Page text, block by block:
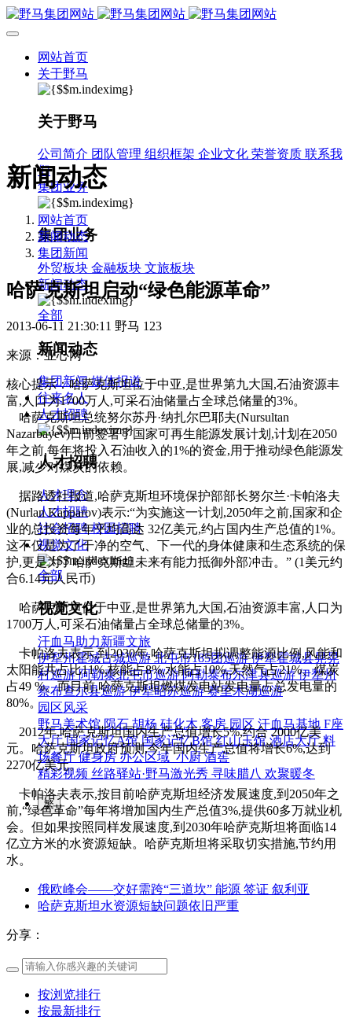
网站首页
关于野马
关于野马
公司简介 团队管理 组织框架 企业文化 荣誉资质 联系我
们
集团业务
集团业务
外贸板块 金融板块 文旅板块
新闻动态
全部
新闻动态
集团新闻 媒体报道
往来名人
人才招聘
人才招聘
人才理念
人才招聘
社会招聘 校园招聘
视觉文化
全部
视觉文化
汗血马助力新疆文旅
伊犁州霍城古城巡游 北屯市185团巡游 伊犁霍城县晃晃
村巡游 阿勒泰北屯市巡游 阿勒泰布尔津县巡游 伊犁州
察布查尔县巡游 伊犁昭苏巡游 赛里木湖巡游
园区风采
野马美术馆 陨石 胡杨 硅化木 客房 园区 汗血马基地 F座
大厅 国家记忆A馆 国家记忆B馆 红山玉馆 酒店大厅 料
场餐厅 健身房 办公区域 小厨 酒窖
精彩视频 丝路驿站·野马激光秀 寻味腊八 欢聚暖冬
繁
新闻动态
网站首页
新闻动态
集团新闻
哈萨克斯坦启动“绿色能源革命”
2013-06-11 21:30:11 野马 123
来源：亚心网
核心提示：哈萨克斯坦位于中亚,是世界第九大国,石油资源丰
富,人口为1700万人,可采石油储量占全球总储量的3%。
哈萨克斯坦总统努尔苏丹·纳扎尔巴耶夫(Nursultan
Nazarbayev)日前签署了国家可再生能源发展计划,计划在2050
年之前,每年将投入石油收入的1%的资金,用于推动绿色能源发
展,减少对煤炭的依赖。
据路透社报道,哈萨克斯坦环境保护部部长努尔兰·卡帕洛夫
(Nurlan Kapparov)表示:“为实施这一计划,2050年之前,国家和企
业的总投资每年平均高达 32亿美元,约占国内生产总值的1%。
这不仅是为了干净的空气、下一代的身体健康和生态系统的保
护,更是为了哈萨克斯坦未来有能力抵御外部冲击。” (1美元约
合6.14元人民币)
哈萨克斯坦位于中亚,是世界第九大国,石油资源丰富,人口为
1700万人,可采石油储量占全球总储量的3%。
卡帕洛夫表示,到2030年,哈萨克斯坦拟调整能源比例,风能和
太阳能共占比11%,核能占8%,水能占10%,天然气占21%、煤炭
占49 %。而目前,哈萨克斯坦燃煤发电站发电量占总发电量的
80%。
2012年,哈萨克斯坦国内生产总值增长5%,约合 2000亿美
元。哈萨克斯坦政府预测,今年国内生产总值将增长6%,达到
2270亿美元。
卡帕洛夫表示,按目前哈萨克斯坦经济发展速度,到2050年之
前,“绿色革命”每年将增加国内生产总值3%,提供60多万就业机
会。但如果按照同样发展速度,到2030年哈萨克斯坦将面临14
亿立方米的水资源短缺。哈萨克斯坦将采取切实措施,节约用
水。
俄欧峰会——交好需跨“三道坎” 能源 签证 叙利亚
哈萨克斯坦水资源短缺问题依旧严重
分享：
按浏览排行
按最新排行